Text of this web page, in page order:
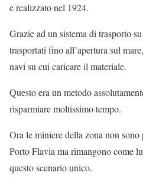
e realizzato nel 1924.
Grazie ad un sistema di trasporto
trasportati fino all’apertura sul
navi su cui caricare il materiale.
Questo era un metodo
risparmiare moltissimo tempo.
Ora le miniere della zona non
Porto Flavia ma rimangono come
questo scenario unico.